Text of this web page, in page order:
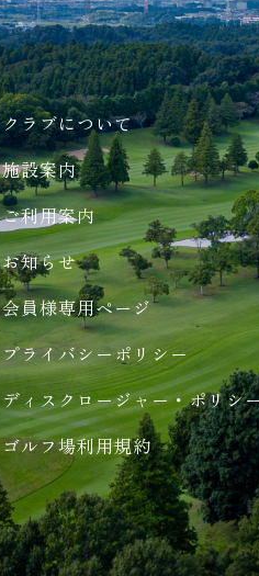
クラブについて
施設案内
ご利用案内
お知らせ
会員様専用ページ
プライバシーポリシー
ディスクロージャー・ポリシ
ゴルフ場利用規約